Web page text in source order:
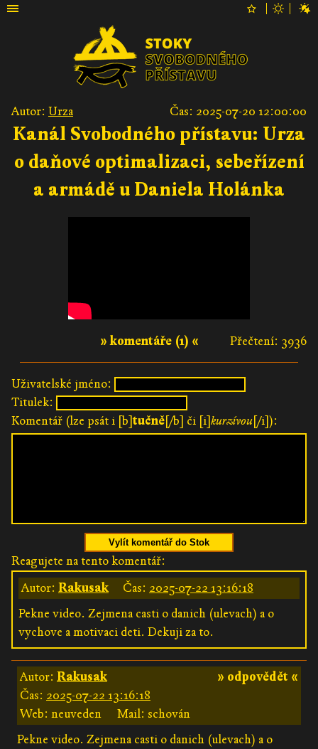
Autor: Urza Čas: 2025-07-20 12:00:00
Kanál Svobodného přístavu: Urza
o daňové optimalizaci, sebeřízení
a armádě u Daniela Holánka
Přečtení: 3936
» komentáře (1) «
Uživatelské jméno:
Titulek:
Komentář (lze psát i [b]tučně[/b] či [i]kurzívou[/i]):
Vylít komentář do Stok
Reagujete na tento komentář:
Autor: Rakusak Čas: 2025-07-22 13:16:18
Pekne video. Zejmena casti o danich (ulevach) a o
vychove a motivaci deti. Dekuji za to.
» odpovědět «
Autor: Rakusak
Čas: 2025-07-22 13:16:18
Web: neuveden
Mail: schován
Pekne video. Zejmena casti o danich (ulevach) a o